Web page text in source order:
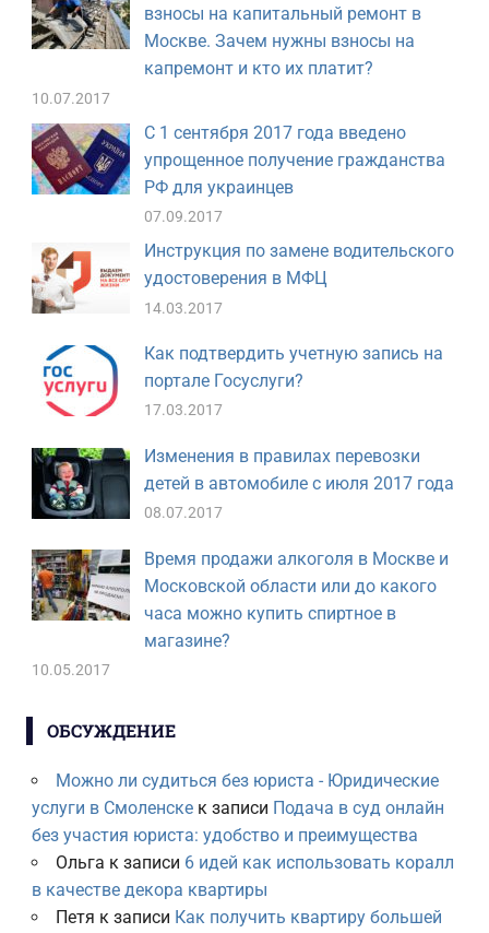
взносы на капитальный ремонт в
Москве. Зачем нужны взносы на
капремонт и кто их платит?
10.07.2017
С 1 сентября 2017 года введено
упрощенное получение гражданства
РФ для украинцев
07.09.2017
Инструкция по замене водительского
удостоверения в МФЦ
14.03.2017
Как подтвердить учетную запись на
портале Госуслуги?
17.03.2017
Изменения в правилах перевозки
детей в автомобиле с июля 2017 года
08.07.2017
Время продажи алкоголя в Москве и
Московской области или до какого
часа можно купить спиртное в
магазине?
10.05.2017
ОБСУЖДЕНИЕ
Можно ли судиться без юриста - Юридические
услуги в Смоленскек записи Подача в суд онлайн
без участия юриста: удобство и преимущества
Ольга к записи 6 идей как использовать коралл
в качестве декора квартиры
Петя к записи Как получить квартиру большей